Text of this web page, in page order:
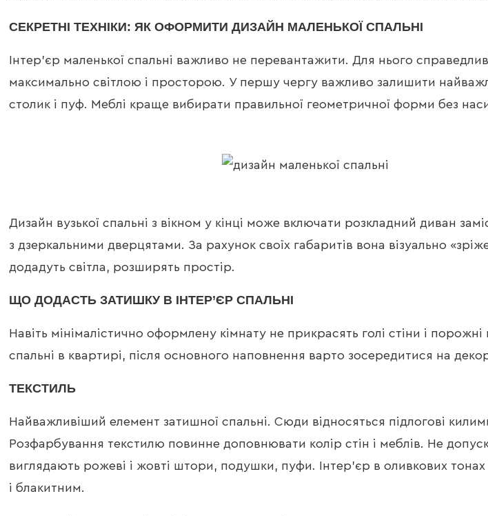
СЕКРЕТНІ ТЕХНІКИ: ЯК ОФОРМИТИ ДИЗАЙН МАЛЕНЬКОЇ СПАЛЬНІ
Інтер’єр маленької спальні важливо не перевантажити. Для нього
максимально світлою і просторою. У першу чергу важливо залишити
столик і пуф. Меблі краще вибирати правильної геометричної форми без
Дизайн вузької спальні з вікном у кінці може включати розкладний диван
з дзеркальними дверцятами. За рахунок своїх габаритів вона візуально
додадуть світла, розширять простір.
ЩО ДОДАСТЬ ЗАТИШКУ В ІНТЕР’ЄР СПАЛЬНІ
Навіть мінімалістично оформлену кімнату не прикрасять голі стіни і
спальні в квартирі, після основного наповнення варто зосередитися на
ТЕКСТИЛЬ
Найважливіший елемент затишної спальні. Сюди відносяться підлогові
Розфарбування текстилю повинне доповнювати колір стін і меблів. Не
виглядають рожеві і жовті штори, подушки, пуфи. Інтер’єр в оливкових
і блакитним.